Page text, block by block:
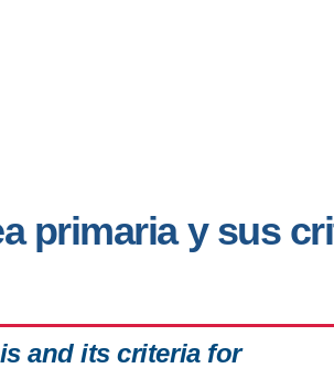
primaria y sus
and its criteria for